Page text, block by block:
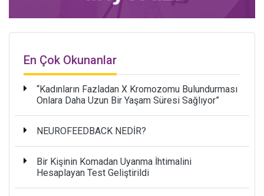
En Çok Okunanlar
“Kadınların Fazladan X Kromozomu Bulundurması
Onlara Daha Uzun Bir Yaşam Süresi Sağlıyor”
NEUROFEEDBACK NEDİR?
Bir Kişinin Komadan Uyanma İhtimalini
Hesaplayan Test Geliştirildi